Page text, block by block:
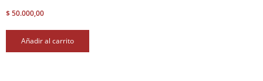
$50.000,00
Añadir al carrito